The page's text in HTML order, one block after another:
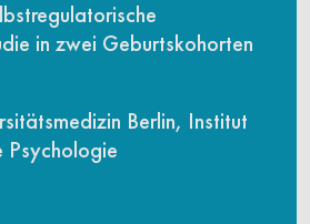
in zwei Geburtskohorten
Berlin, Institut
Psychologie